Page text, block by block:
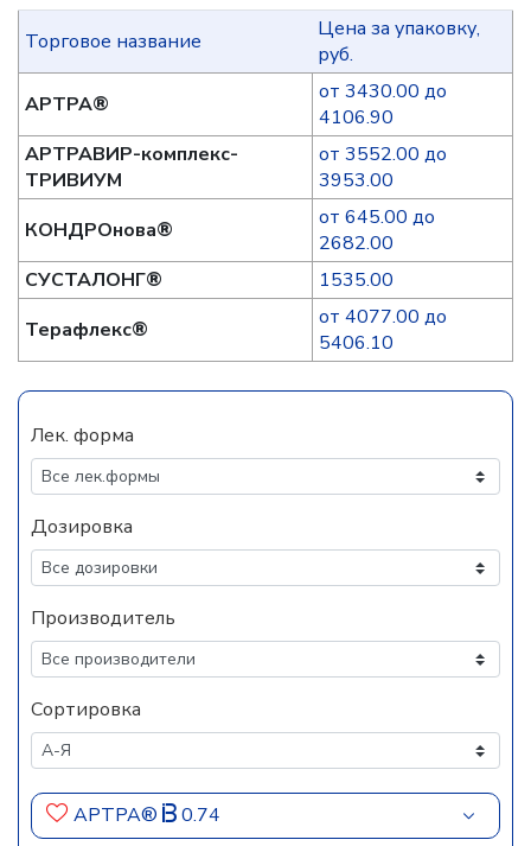
Торговое название
Цена за упаковку,
руб.
АРТРА®
от 3430.00 до
4106.90
АРТРАВИР-комплекс-
ТРИВИУМ
от 3552.00 до
3953.00
КОНДРОнова®
от 645.00 до
2682.00
СУСТАЛОНГ®
1535.00
Терафлекс®
от 4077.00 до
5406.10
Лек. форма
Дозировка
Производитель
Сортировка
АРТРА® 0.74